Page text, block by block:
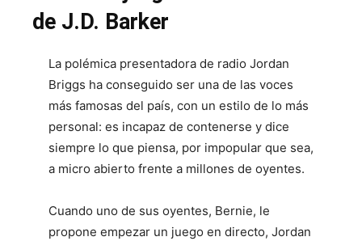
de J.D. Barker
La polémica presentadora de radio Jordan
Briggs ha conseguido ser una de las voces
más famosas del país, con un estilo de lo más
personal: es incapaz de contenerse y dice
siempre lo que piensa, por impopular que sea,
a micro abierto frente a millones de oyentes.
Cuando uno de sus oyentes, Bernie, le
propone empezar un juego en directo, Jordan